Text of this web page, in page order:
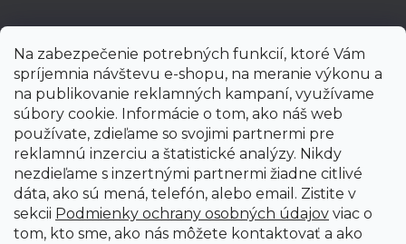
Na zabezpečenie potrebných funkcií, ktoré Vám
spríjemnia návštevu e-shopu, na meranie výkonu a
na publikovanie reklamných kampaní, využívame
súbory cookie. Informácie o tom, ako náš web
používate, zdieľame so svojimi partnermi pre
reklamnú inzerciu a štatistické analýzy. Nikdy
nezdieľame s inzertnými partnermi žiadne citlivé
dáta, ako sú mená, telefón, alebo email. Zistite v
sekcii Podmienky ochrany osobných údajov viac o
tom, kto sme, ako nás môžete kontaktovať a ako